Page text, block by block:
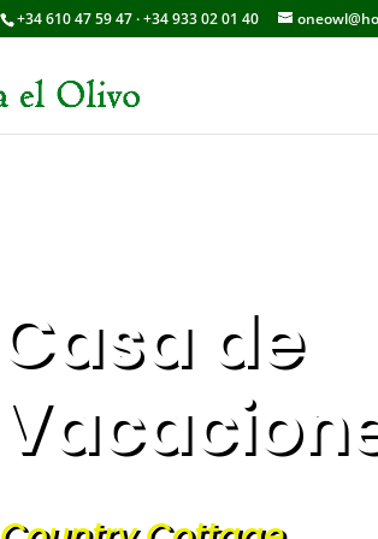
+34 610 47 59 47 · +34 933 02 01 40
Casa de